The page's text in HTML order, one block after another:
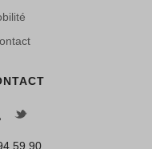
59 90